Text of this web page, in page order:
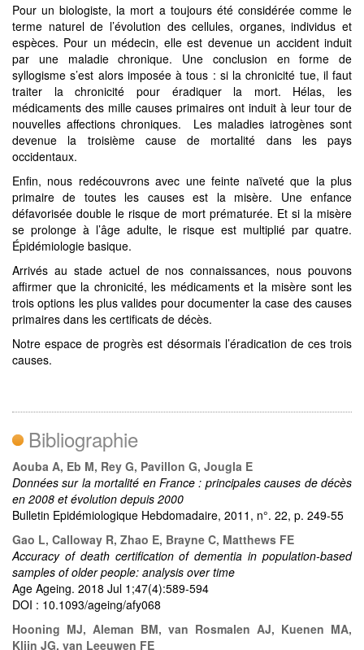
Pour un biologiste, la mort a toujours été considérée comme le
terme naturel de l’évolution des cellules, organes, individus et
espèces. Pour un médecin, elle est devenue un accident induit
par une maladie chronique. Une conclusion en forme de
syllogisme s’est alors imposée à tous : si la chronicité tue, il faut
traiter la chronicité pour éradiquer la mort. Hélas, les
médicaments des mille causes primaires ont induit à leur tour de
nouvelles affections chroniques. Les maladies iatrogènes sont
devenue la troisième cause de mortalité dans les pays
occidentaux.
Enfin, nous redécouvrons avec une feinte naïveté que la plus
primaire de toutes les causes est la misère. Une enfance
défavorisée double le risque de mort prématurée. Et si la misère
se prolonge à l’âge adulte, le risque est multiplié par quatre.
Épidémiologie basique.
Arrivés au stade actuel de nos connaissances, nous pouvons
affirmer que la chronicité, les médicaments et la misère sont les
trois options les plus valides pour documenter la case des causes
primaires dans les certificats de décès.
Notre espace de progrès est désormais l’éradication de ces trois
causes.
Bibliographie
Aouba A, Eb M, Rey G, Pavillon G, Jougla E
Données sur la mortalité en France : principales causes de décès
en 2008 et évolution depuis 2000
Bulletin Epidémiologique Hebdomadaire, 2011, n°. 22, p. 249-55
Gao L, Calloway R, Zhao E, Brayne C, Matthews FE
Accuracy of death certification of dementia in population-based
samples of older people: analysis over time
Age Ageing. 2018 Jul 1;47(4):589-594
DOI : 10.1093/ageing/afy068
Hooning MJ, Aleman BM, van Rosmalen AJ, Kuenen MA,
Klijn JG, van Leeuwen FE